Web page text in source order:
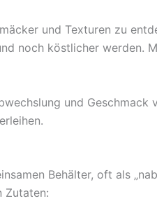
und Texturen zu
noch köstlicher werden.
und
Behälter, oft als
Zutaten: